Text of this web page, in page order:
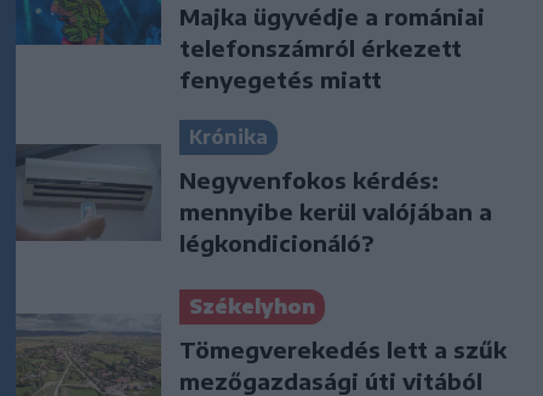
Majka ügyvédje a romániai
telefonszámról érkezett
fenyegetés miatt
Krónika
Negyvenfokos kérdés:
mennyibe kerül valójában a
légkondicionáló?
Székelyhon
Tömegverekedés lett a szűk
mezőgazdasági úti vitából